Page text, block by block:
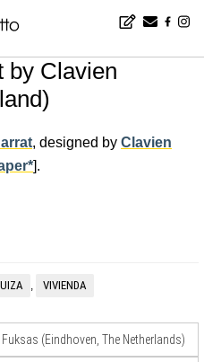
by Clavien Rossier (Switzerland)
by Clavien
, designed by Clavien
].
, VIVIENDA
(Eindhoven, The Netherlands)